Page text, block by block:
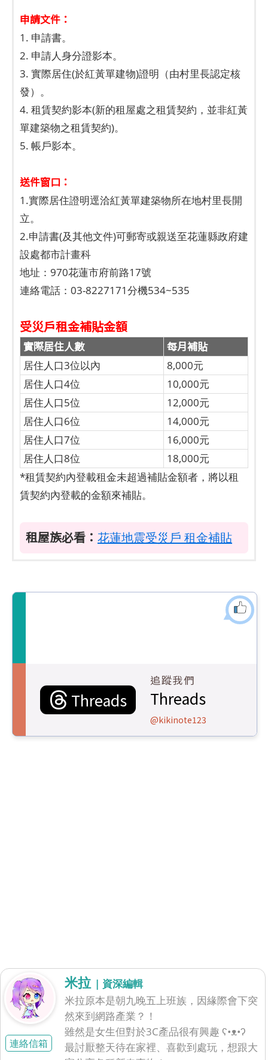
申請文件：
1. 申請書。
2. 申請人身分證影本。
3. 實際居住(於紅黃單建物)證明（由村里長認定核
發）。
4. 租賃契約影本(新的租屋處之租賃契約，並非紅黃
單建築物之租賃契約)。
5. 帳戶影本。
送件窗口：
1.實際居住證明逕洽紅黃單建築物所在地村里長開
立。
2.申請書(及其他文件)可郵寄或親送至花蓮縣政府建
設處都市計畫科
地址：970花蓮市府前路17號
連絡電話：03-8227171分機534~535
受災戶租金補貼金額
實際居住人數 每月補貼
居住人口3位以內
8,000元
居住人口4位
10,000元
居住人口5位
12,000元
居住人口6位
14,000元
居住人口7位
16,000元
居住人口8位
18,000元
*租賃契約內登載租金未超過補貼金額者，將以租
賃契約內登載的金額來補貼。
租屋族必看： 花蓮地震受災戶 租金補貼
Threads
追蹤我們
Threads
@kikinote123
連絡信箱
米拉 | 資深編輯
米拉原本是朝九晚五上班族，因緣際會下突
然來到網路產業？！
雖然是女生但對於3C產品很有興趣 ʕ•ᴥ•ʔ
最討厭整天待在家裡、喜歡到處玩，想跟大